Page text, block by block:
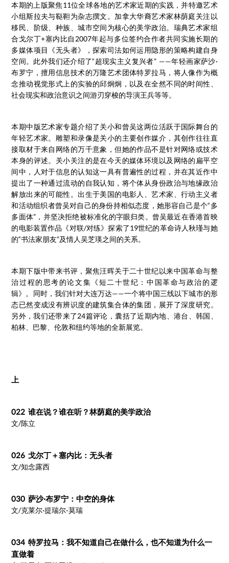
本期的上版聚焦11位全球各地的艺术家近期的实践，并特邀艺术
小组斯拉夫与鞑靼为杂志撰文。加拿大华裔艺术家林荫庭关注以
移民、阶级、种族、城市空间为核心的美学政治。瑞典艺术家组
合戈尔丁+塞内比自2007年起与多位签约合作者共同实施长期的
多媒体项目《无头者》，探索司法如何运用隐形的策略构建自身
空间。此外我们还介绍了“超现实主义复兴者” ——年轻画家萨沙·
布罗宁，擅用信息技术的万隆艺术团体特罗拉马，将人像作为概
念推动视觉形式上的实验的邱炯炯，以及在全然不同的时间性、
社会现实和政治意识之间游刃穿梭的导演王兵等等。
本期中版艺术家专题介绍了关小和曾吴这两位活跃于国际舞台的
年轻艺术家。雕塑和录像是关小的主要创作媒介，其创作往往直
接取材于来自网络的万千意象，但她的作品不是针对网络或技术
本身的评述。关小关注的是在今天的媒体环境以及网络的扁平空
间中，人对于信息的认知这一具有普遍性的过程，并在其近作中
提出了一种通过流动的自我认知，将个体从身份政治与地缘政治
解放出来的可能性。出生于美国的电影人、艺术家、行动主义者
和活动组织者曾吴对自己的身份持相似态度，她形容自己是个“多
多面体”，并坚决拒绝被标准化的字眼归类。曾吴最近在香港首映
的电影装置作品《对联/对练》探索了19世纪的革命诗人秋瑾与她
的“书法家朋友”及情人吴芝瑛之间的关系。
本期下版中带来书评，聚焦汪晖关于二十世纪以来中国革命与整
治过程的思考的论文集《短二十世纪：中国革命与政治的逻
辑》。同时，我们针对大连万达——一个将中国三线以下城市的形
态已然变成没有辨识度的建筑集合体的集团，展开了深度研究。
另外，我们还带来了24篇评论，囊括了近期内地、港台、韩国、
柏林、巴黎、伦敦和纽约等地的全新展览。
上
022 谁在说？谁在听？林荫庭的美学政治
文/陈立
026 戈尔丁＋塞内比：无头者
文/知念露西
030 萨沙·布罗宁：中空的身体
文/克莱尔·提瑞尔-莫瑞
034 特罗拉马：我不知道自己在做什么，也不知道为什么一
直做着